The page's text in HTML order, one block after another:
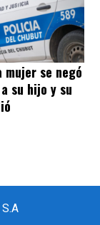
mujer se negó
su hijo y su